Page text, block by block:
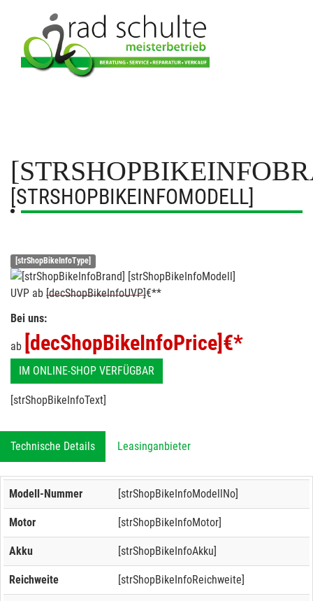
[STRSHOPBIKEINFOMODELL]
[strShopBikeInfoType]
UVP ab [decShopBikeInfoUVP]€**
Bei uns:
ab [decShopBikeInfoPrice] €*
IM ONLINE-SHOP VERFÜGBAR
[strShopBikeInfoText]
Technische Details Leasinganbieter
Modell-Nummer [strShopBikeInfoModellNo]
Motor [strShopBikeInfoMotor]
Akku [strShopBikeInfoAkku]
Reichweite [strShopBikeInfoReichweite]